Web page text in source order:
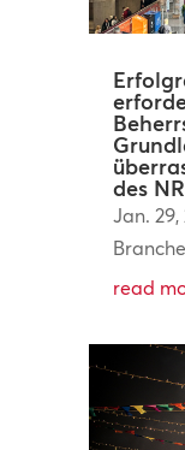
des
Jan. 29,
read